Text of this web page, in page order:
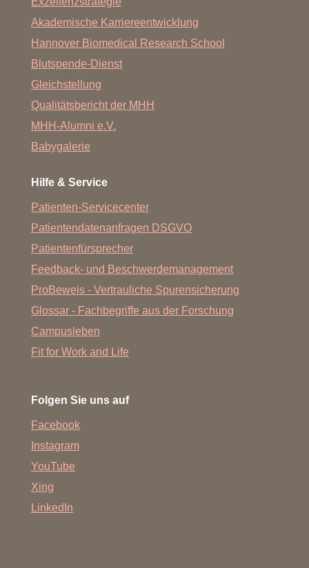
Akademische Karriereentwicklung
Hannover Biomedical Research School
Blutspende-Dienst
Gleichstellung
Qualitätsbericht der MHH
MHH-Alumni e.V.
Babygalerie
Hilfe & Service
Patienten-Servicecenter
Patientendatenanfragen DSGVO
Patientenfürsprecher
Feedback- und Beschwerdemanagement
ProBeweis - Vertrauliche Spurensicherung
Glossar - Fachbegriffe aus der Forschung
Campusleben
Fit for Work and Life
Folgen Sie uns auf
Facebook
Instagram
YouTube
Xing
LinkedIn